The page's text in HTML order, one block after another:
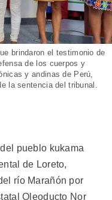
brindaron el testimonio de
de los cuerpos y
y andinas de Perú,
la sentencia del tribunal.
pueblo kukama
de Loreto,
río Marañón por
Oleoducto Nor